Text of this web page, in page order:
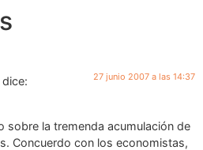
dice: 27 junio 2007 a las 14:37
sobre la tremenda acumulación de
Concuerdo con los economistas,